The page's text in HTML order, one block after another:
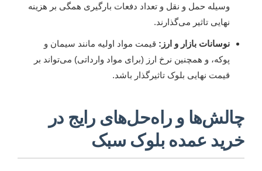
وسیله حمل و نقل و تعداد دفعات بارگیری همگی بر هزینه
نهایی تاثیر می‌گذارند.
نوسانات بازار و ارز: قیمت مواد اولیه مانند سیمان و
پوکه، و همچنین نرخ ارز (برای مواد وارداتی) می‌تواند بر
قیمت نهایی بلوک تاثیرگذار باشد.
چالش‌ها و راه‌حل‌های رایج در
خرید عمده بلوک سبک